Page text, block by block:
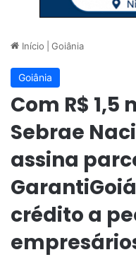
Início Goiânia
Goiânia
Com R$ 1,5
Sebrae
assina
crédito a